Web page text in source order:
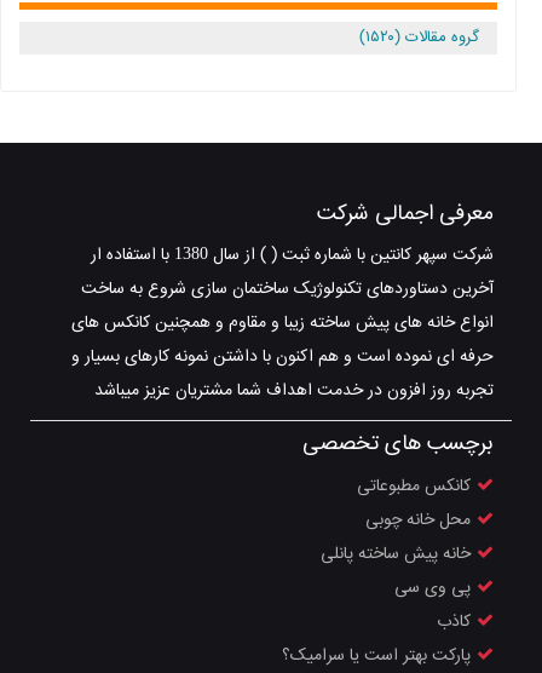
گروه مقالات (۱۵۲۰)
معرفی اجمالی شرکت
شرکت سپهر کانتین با شماره ثبت ( ) از سال 1380 با استفاده ار
آخرین دستاوردهای تکنولوژیک ساختمان سازی شروع به ساخت
انواع خانه های پیش ساخته زیبا و مقاوم و همچنین کانکس های
حرفه ای نموده است و هم اکنون با داشتن نمونه کارهای بسیار و
تجربه روز افزون در خدمت اهداف شما مشتریان عزیز میباشد
برچسب های تخصصی
کانکس مطبوعاتی
محل خانه چوبی
خانه پیش ساخته پانلی
پی وی سی
کاذب
پارکت بهتر است یا سرامیک؟